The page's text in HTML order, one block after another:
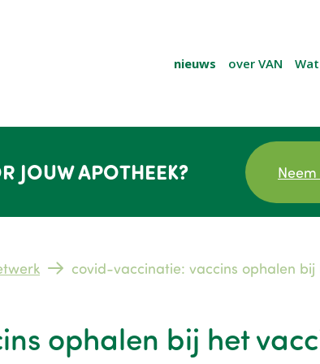
nieuws over VAN
JOUW APOTHEEK?
covid-vaccinatie: vaccins ophalen
ophalen bij het